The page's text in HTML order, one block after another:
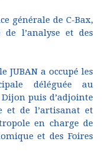
générale de C-Bax,
de l’analyse et des
JUBAN a occupé les
déléguée au
puis d’adjointe
et de l’artisanat et
en charge de
et des Foires